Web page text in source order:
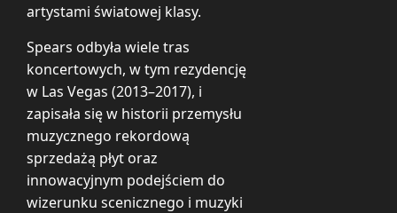
artystami światowej klasy.
Spears odbyła wiele tras
koncertowych, w tym rezydencję
w Las Vegas (2013–2017), i
zapisała się w historii przemysłu
muzycznego rekordową
sprzedażą płyt oraz
innowacyjnym podejściem do
wizerunku scenicznego i muzyki